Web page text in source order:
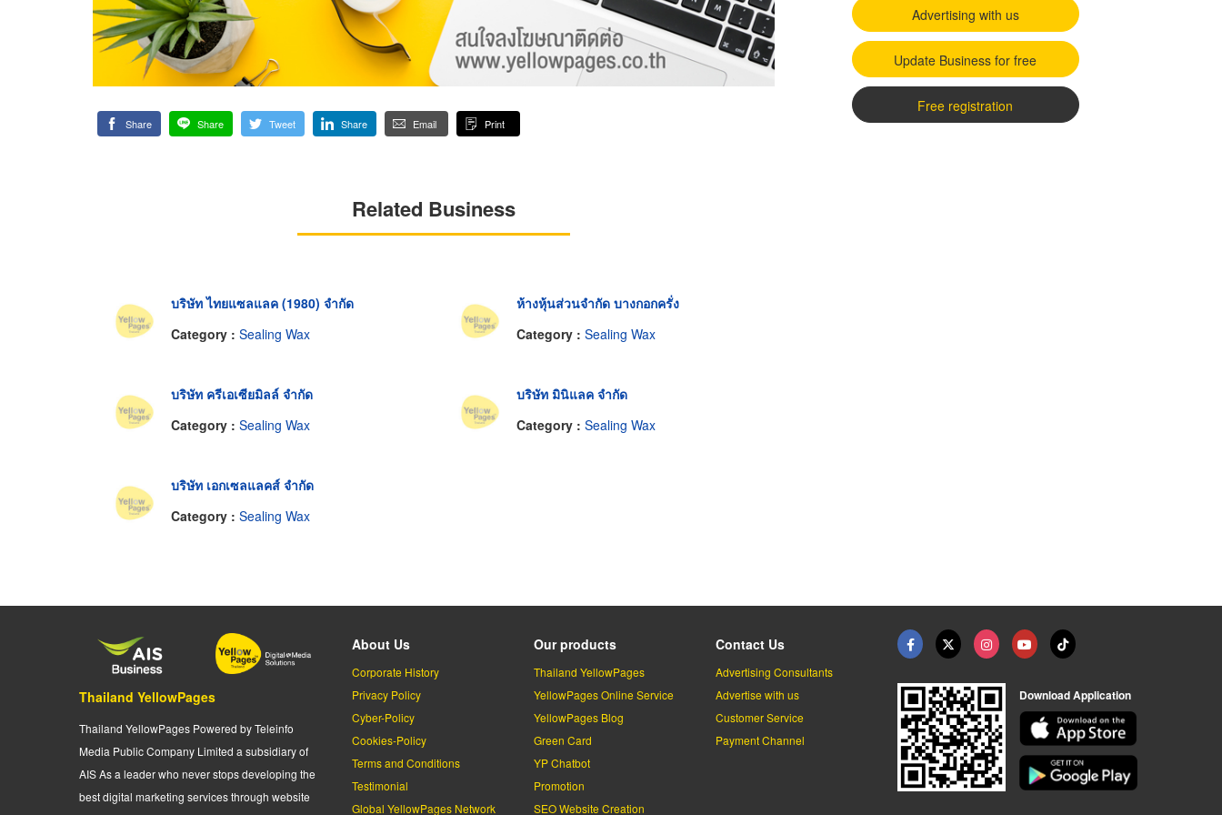
Share Share Tweet Share Email Print
Related Business
บริษัท ไทยแซลแลค (1980) จำกัด
Category : Sealing Wax
ห้างหุ้นส่วนจำกัด บางกอกครั่ง
Category : Sealing Wax
บริษัท ครีเอเซียมิลล์ จำกัด
Category : Sealing Wax
บริษัท มินิแลค จำกัด
Category : Sealing Wax
บริษัท เอกเซลแลคส์ จำกัด
Category : Sealing Wax
Advertising with us
Update Business for free
Free registration
Thailand YellowPages
Thailand YellowPages Powered by Teleinfo
Media Public Company Limited a subsidiary of
AIS As a leader who never stops developing the
best digital marketing services through website
About Us
Corporate History
Privacy Policy
Cyber-Policy
Cookies-Policy
Terms and Conditions
Testimonial
Global YellowPages Network
Our products
Thailand YellowPages
YellowPages Online Service
YellowPages Blog
Green Card
YP Chatbot
Promotion
SEO Website Creation
Contact Us
Advertising Consultants
Advertise with us
Customer Service
Payment Channel
Download Application